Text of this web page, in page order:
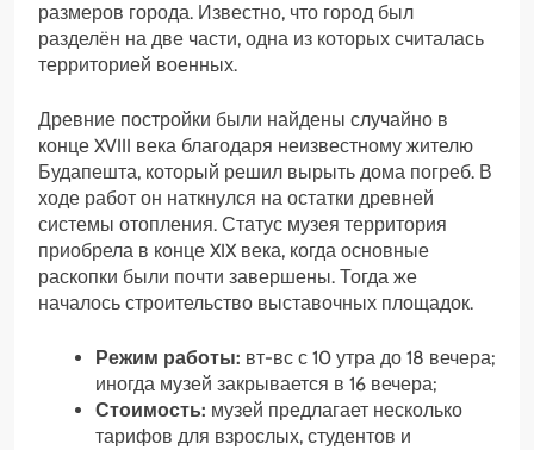
размеров города. Известно, что город был
разделён на две части, одна из которых считалась
территорией военных.
Древние постройки были найдены случайно в
конце XVIII века благодаря неизвестному жителю
Будапешта, который решил вырыть дома погреб. В
ходе работ он наткнулся на остатки древней
системы отопления. Статус музея территория
приобрела в конце XIX века, когда основные
раскопки были почти завершены. Тогда же
началось строительство выставочных площадок.
Режим работы: вт-вс с 10 утра до 18 вечера;
иногда музей закрывается в 16 вечера;
Стоимость: музей предлагает несколько
тарифов для взрослых, студентов и